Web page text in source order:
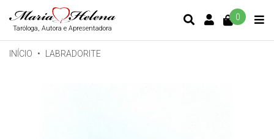
Taróloga, Autora e Apresentadora
CONTA DE
0
INÍCIO LABRADORITE